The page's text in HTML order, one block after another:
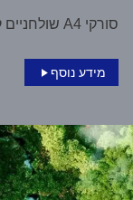
סורקי A4 שולחניים קומפקטיים
מידע נוסף